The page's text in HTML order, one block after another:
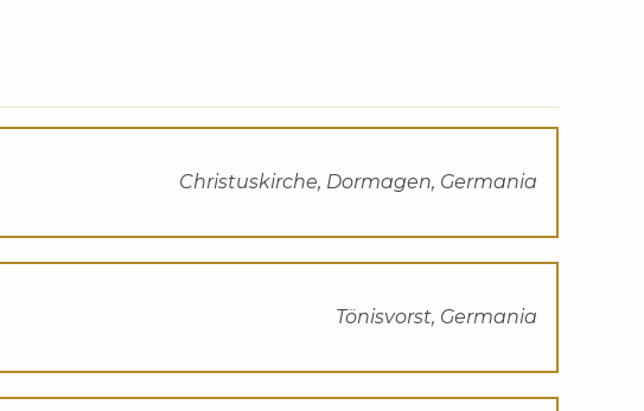
Christuskirche, Dormagen, Germania
Tönisvorst, Germania